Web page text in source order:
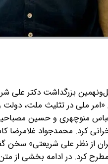
بزرگداشت دکتر علی
ملی در تثلیث ملت، دولت
منوچهری و حسین
کرد. محمدجواد غلامرضا
از نظر علی شریعتی»
مطرح کرد. در ادامه بخشی